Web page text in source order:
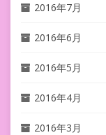
2016年7月
2016年6月
2016年5月
2016年4月
2016年3月